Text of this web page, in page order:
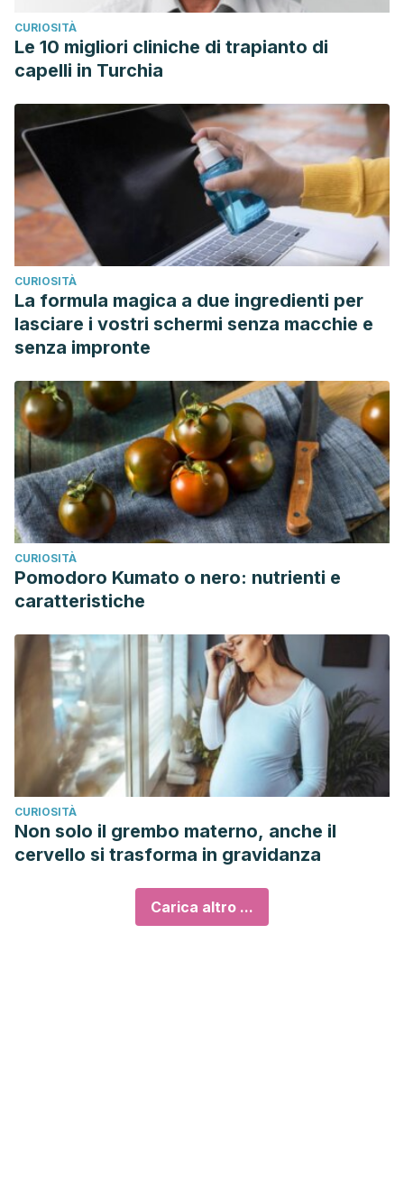
CURIOSITÀ
Le 10 migliori cliniche di trapianto di
capelli in Turchia
CURIOSITÀ
La formula magica a due ingredienti per
lasciare i vostri schermi senza macchie e
senza impronte
CURIOSITÀ
Pomodoro Kumato o nero: nutrienti e
caratteristiche
CURIOSITÀ
Non solo il grembo materno, anche il
cervello si trasforma in gravidanza
Carica altro ...